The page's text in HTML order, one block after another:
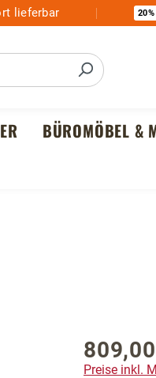
lieferbar 20%
BÜROMÖBEL &
Regulärer
Preise inkl.